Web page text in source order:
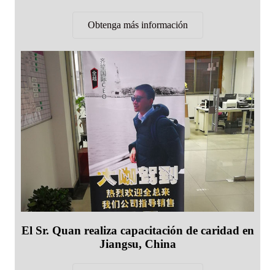
Obtenga más información
El Sr. Quan realiza capacitación de caridad en
Jiangsu, China